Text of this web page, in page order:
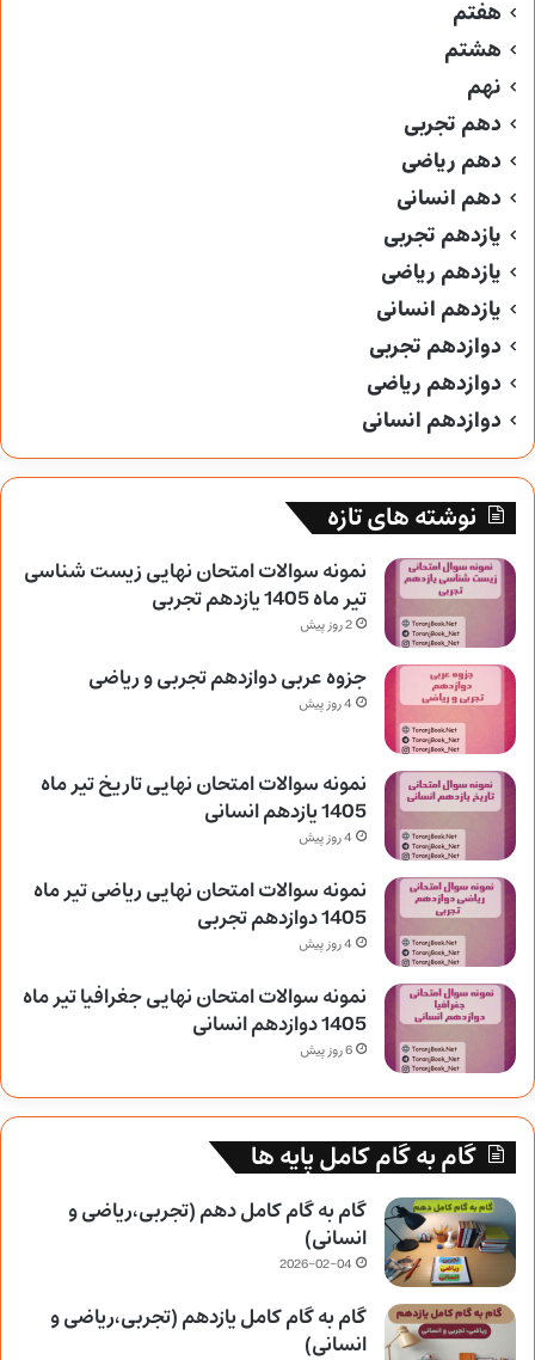
هفتم
هشتم
نهم
دهم تجربی
دهم ریاضی
دهم انسانی
یازدهم تجربی
یازدهم ریاضی
یازدهم انسانی
دوازدهم تجربی
دوازدهم ریاضی
دوازدهم انسانی
نوشته های تازه
نمونه سوالات امتحان نهایی زیست شناسی
تیر ماه 1405 یازدهم تجربی
2 روز پیش
جزوه عربی دوازدهم تجربی و ریاضی
4 روز پیش
نمونه سوالات امتحان نهایی تاریخ تیر ماه
1405 یازدهم انسانی
4 روز پیش
نمونه سوالات امتحان نهایی ریاضی تیر ماه
1405 دوازدهم تجربی
4 روز پیش
نمونه سوالات امتحان نهایی جغرافیا تیر ماه
1405 دوازدهم انسانی
6 روز پیش
گام به گام کامل پایه ها
گام به گام کامل دهم (تجربی،ریاضی و
انسانی)
2026-02-04
گام به گام کامل یازدهم (تجربی،ریاضی و
انسانی)